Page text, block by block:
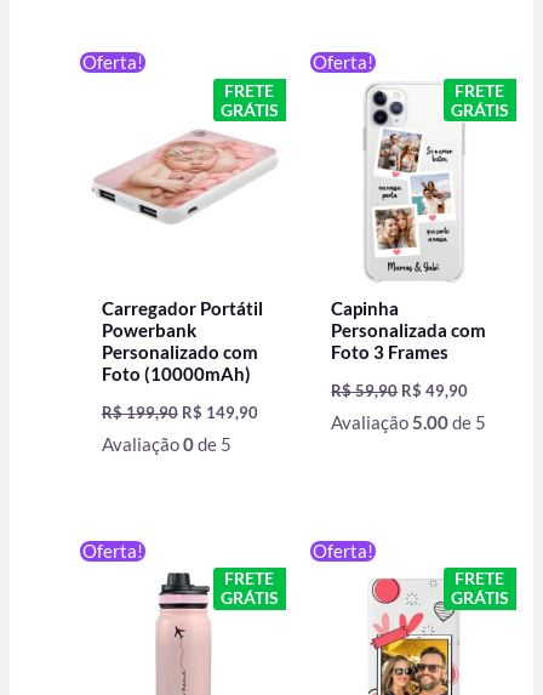
Oferta!
FRETE
GRÁTIS
Carregador Portátil
Powerbank
Personalizado com
Foto (10000mAh)
R$199,90
preço
original
R$ 199,90.
R$ 149,90
preço
atual
é:
Avaliação0de 5
Oferta!
FRETE
GRÁTIS
Capinha
Personalizada com
Foto 3 Frames
R$59,90
original
era:
R$ 59,90.
R$ 49,90
preço
atual
é:
Avaliação5.00de 5
Oferta!
FRETE
GRÁTIS
preço
original
era:
R$ 199,90.
preço
atual
é:
Oferta!
FRETE
GRÁTIS
preço
original
era:
R$ 199,90.
preço
atual
é: